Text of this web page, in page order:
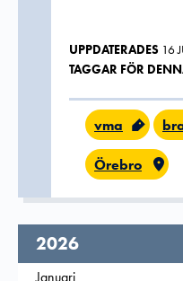
UPPDATERADES 16
TAGGAR FÖR
vma
Örebro
År,
2026
Filtrera på
Januari